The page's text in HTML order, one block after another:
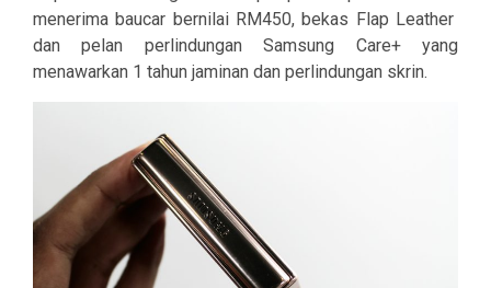
menerima baucar bernilai RM450, bekas Flap Leather
dan pelan perlindungan Samsung Care+ yang
menawarkan 1 tahun jaminan dan perlindungan skrin.